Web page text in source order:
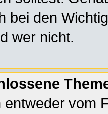
bei den
wer nicht.
entweder vom